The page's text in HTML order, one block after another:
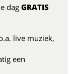
dagGRATIS
live muziek,
een